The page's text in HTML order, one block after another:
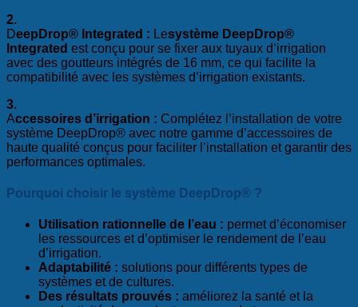
2.
DeepDrop® Integrated : Lesystème DeepDrop®
Integrated est conçu pour se fixer aux tuyaux d’irrigation
avec des goutteurs intégrés de 16 mm, ce qui facilite la
compatibilité avec les systèmes d’irrigation existants.
3.
Accessoires d’irrigation : Complétez l’installation de votre
système DeepDrop® avec notre gamme d’accessoires de
haute qualité conçus pour faciliter l’installation et garantir des
performances optimales.
Pourquoi choisir le système DeepDrop® ?
Utilisation rationnelle de l’eau : permet d’économiser
les ressources et d’optimiser le rendement de l’eau
d’irrigation.
Adaptabilité : solutions pour différents types de
systèmes et de cultures.
Des résultats prouvés : améliorez la santé et la